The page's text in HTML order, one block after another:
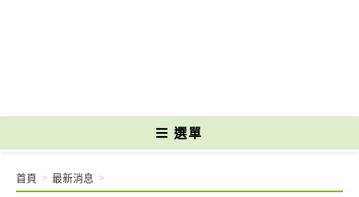
選單
首頁 > 最新消息 >